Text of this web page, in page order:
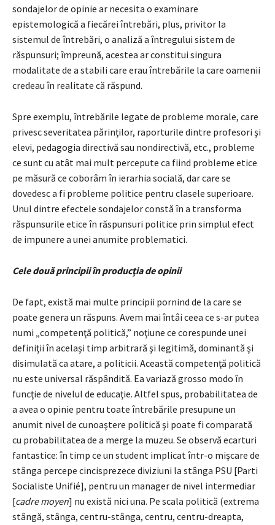
sondajelor de opinie ar necesita o examinare
epistemologică a fiecărei întrebări, plus, privitor la
sistemul de întrebări, o analiză a întregului sistem de
răspunsuri; împreună, acestea ar constitui singura
modalitate de a stabili care erau întrebările la care oamenii
credeau în realitate că răspund.
Spre exemplu, întrebările legate de probleme morale, care
privesc severitatea părinţilor, raporturile dintre profesori şi
elevi, pedagogia directivă sau nondirectivă, etc., probleme
ce sunt cu atât mai mult percepute ca fiind probleme etice
pe măsură ce coborâm în ierarhia socială, dar care se
dovedesc a fi probleme politice pentru clasele superioare.
Unul dintre efectele sondajelor constă în a transforma
răspunsurile etice în răspunsuri politice prin simplul efect
de impunere a unei anumite problematici.
Cele două principii în producţia de opinii
De fapt, există mai multe principii pornind de la care se
poate genera un răspuns. Avem mai întâi ceea ce s-ar putea
numi „competenţă politică,” noţiune ce corespunde unei
definiţii în acelaşi timp arbitrară şi legitimă, dominantă şi
disimulată ca atare, a politicii. Această competenţă politică
nu este universal răspândită. Ea variază grosso modo în
funcţie de nivelul de educaţie. Altfel spus, probabilitatea de
a avea o opinie pentru toate întrebările presupune un
anumit nivel de cunoaştere politică şi poate fi comparată
cu probabilitatea de a merge la muzeu. Se observă ecarturi
fantastice: în timp ce un student implicat într-o mişcare de
stânga percepe cincisprezece diviziuni la stânga PSU [Parti
Socialiste Unifié], pentru un manager de nivel intermediar
[cadre moyen] nu există nici una. Pe scala politică (extrema
stângă, stânga, centru-stânga, centru, centru-dreapta,